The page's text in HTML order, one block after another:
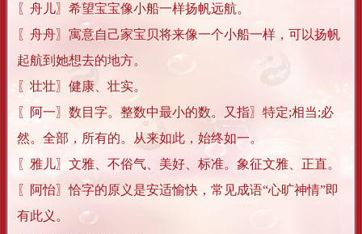
〖舟儿〗希望宝宝像小船一样扬帆远航。
〖舟舟〗寓意自己家宝贝将来像一个小船一样，可以扬帆
起航到她想去的地方。
〖壮壮〗健康、壮实。
〖阿一〗数目字。整数中最小的数。又指〗特定;相当;必
然。全部，所有的。从来如此，始终如一。
〖雅儿〗文雅、不俗气、美好、标准。象征文雅、正直。
〖阿怡〗恰字的原义是安适愉快，常见成语“心旷神情”即
有此义。